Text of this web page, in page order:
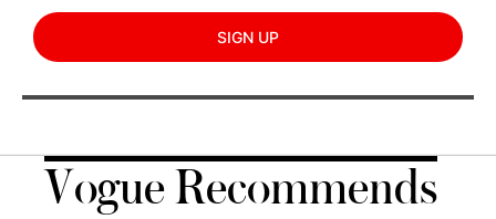
SIGN UP
Vogue Recommends